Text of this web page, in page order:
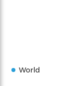
World